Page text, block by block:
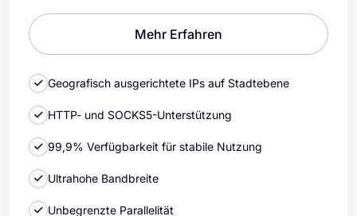
Mehr Erfahren
Geografisch ausgerichtete IPs auf Stadtebene
HTTP- und SOCKS5-Unterstützung
99,9% Verfügbarkeit für stabile Nutzung
Ultrahohe Bandbreite
Unbegrenzte Parallelität